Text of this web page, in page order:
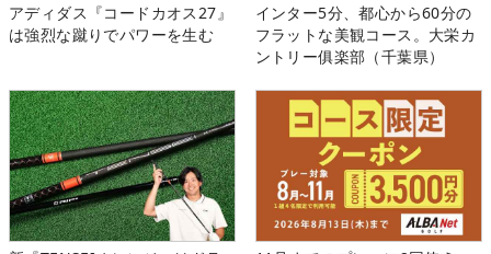
アディダス『コードカオス27』
は強烈な蹴りでパワーを生む
インター5分、都心から60分の
フラットな美観コース。大栄カ
ントリー俱楽部（千葉県）